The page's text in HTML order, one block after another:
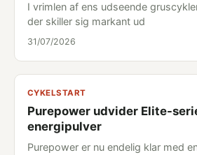
I vrimlen af ens udseende
der skiller sig markant ud
31/07/2026
CYKELSTART
Purepower udvider Elite-
energipulver
Purepower er nu endelig klar med